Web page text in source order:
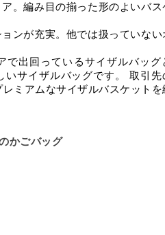
。編み目の揃った形のよいバス
ンが充実。他では扱っていない
で出回っているサイザルバッグ
いサイザルバッグです。 取引先
ミアムなサイザルバスケット
かごバッグ